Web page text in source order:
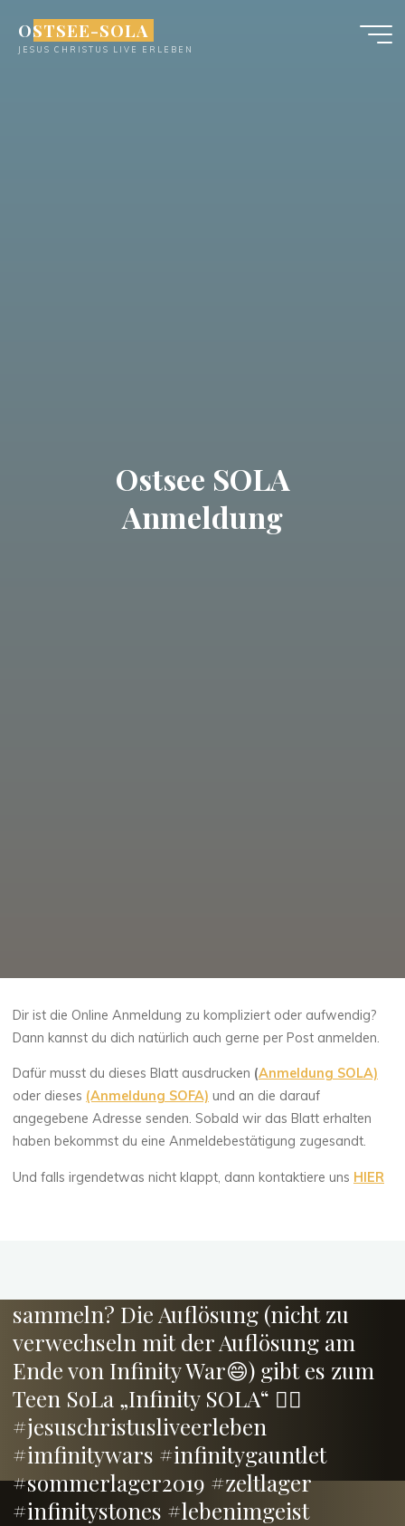
Inhalt
springen
OSTSEE-SOLA
JESUS CHRISTUS LIVE ERLEBEN
Ostsee SOLA
Anmeldung
Dir ist die Online Anmeldung zu kompliziert oder aufwendig?
Dann kannst du dich natürlich auch gerne per Post anmelden.
Dafür musst du dieses Blatt ausdrucken (Anmeldung SOLA)
oder dieses (Anmeldung SOFA) und an die darauf
angegebene Adresse senden. Sobald wir das Blatt erhalten
haben bekommst du eine Anmeldebestätigung zugesandt.
Und falls irgendetwas nicht klappt, dann kontaktiere uns HIER
sammeln? Die Auflösung (nicht zu
verwechseln mit der Auflösung am
Ende von Infinity War😄) gibt es zum
Teen SoLa „Infinity SOLA“ 👍🏻
#jesuschristusliveerleben
#imfinitywars #infinitygauntlet
#sommerlager2019 #zeltlager
#infinitystones #lebenimgeist